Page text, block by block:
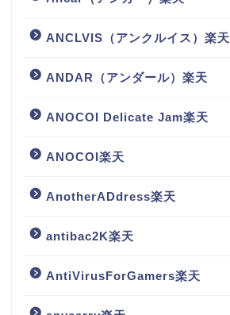
ANCLVIS（アンクルイス）楽天
ANDAR（アンダール）楽天
ANOCOI Delicate Jam楽天
ANOCOI楽天
AnotherADdress楽天
antibac2K楽天
AntiVirusForGamers楽天